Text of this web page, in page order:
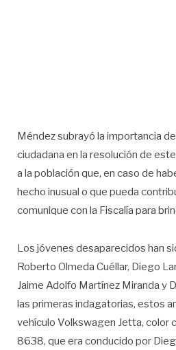
Méndez subrayó la importancia
ciudadana en la resolución de
a la población que, en caso de
hecho inusual o que pueda
comunique con la Fiscalía para
Los jóvenes desaparecidos han
Roberto Olmeda Cuéllar, Diego
Jaime Adolfo Martínez Miranda y
las primeras indagatorias, estos
vehículo Volkswagen Jetta, color
8638, que era conducido por